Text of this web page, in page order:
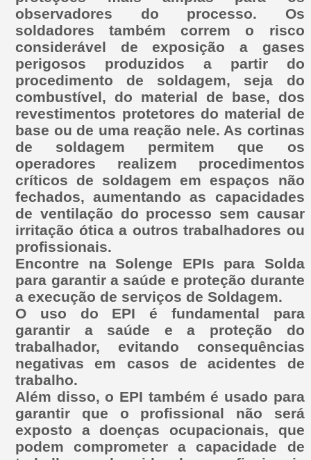
observadores do processo. Os
soldadores também correm o risco
considerável de exposição a gases
perigosos produzidos a partir do
procedimento de soldagem, seja do
combustível, do material de base, dos
revestimentos protetores do material de
base ou de uma reação nele. As cortinas
de soldagem permitem que os
operadores realizem procedimentos
críticos de soldagem em espaços não
fechados, aumentando as capacidades
de ventilação do processo sem causar
irritação ótica a outros trabalhadores ou
profissionais.
Encontre na Solenge EPIs para Solda
para garantir a saúde e proteção durante
a execução de serviços de Soldagem.
O uso do EPI é fundamental para
garantir a saúde e a proteção do
trabalhador, evitando consequências
negativas em casos de acidentes de
trabalho.
Além disso, o EPI também é usado para
garantir que o profissional não será
exposto a doenças ocupacionais, que
podem comprometer a capacidade de